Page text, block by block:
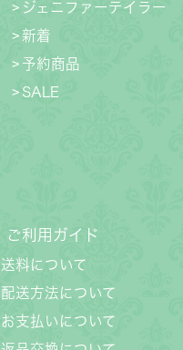
ジェニファーテイラー
新着
予約商品
SALE
ご利用ガイド
送料について
配送方法について
お支払いについて